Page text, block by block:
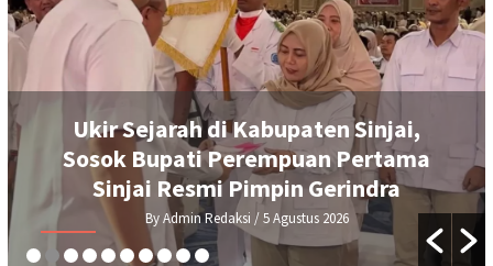
Ukir Sejarah di Kabupaten Sinjai,
Sosok Bupati Perempuan Pertama
Sinjai Resmi Pimpin Gerindra
By Admin Redaksi / 5 Agustus 2026